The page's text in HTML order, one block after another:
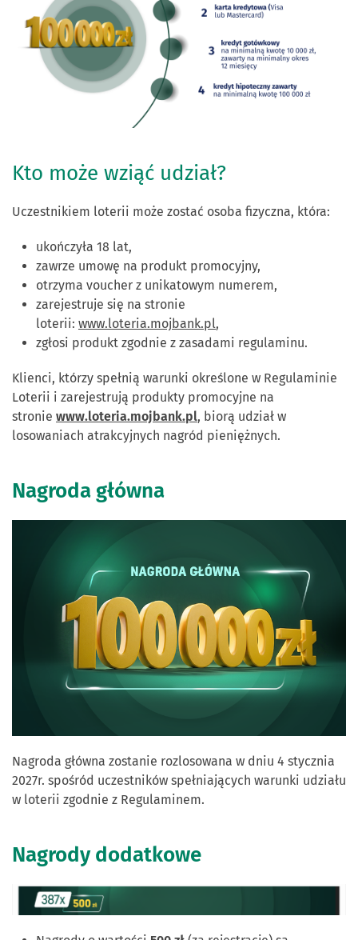
Kto może wziąć udział?
Uczestnikiem loterii może zostać osoba fizyczna, która:
ukończyła 18 lat,
zawrze umowę na produkt promocyjny,
otrzyma voucher z unikatowym numerem,
zarejestruje się na stronie
loterii: www.loteria.mojbank.pl,
zgłosi produkt zgodnie z zasadami regulaminu.
Klienci, którzy spełnią warunki określone w Regulaminie
Loterii i zarejestrują produkty promocyjne na
stronie www.loteria.mojbank.pl, biorą udział w
losowaniach atrakcyjnych nagród pieniężnych.
Nagroda główna
Nagroda główna zostanie rozlosowana w dniu 4 stycznia
2027r. spośród uczestników spełniających warunki udziału
w loterii zgodnie z Regulaminem.
Nagrody dodatkowe